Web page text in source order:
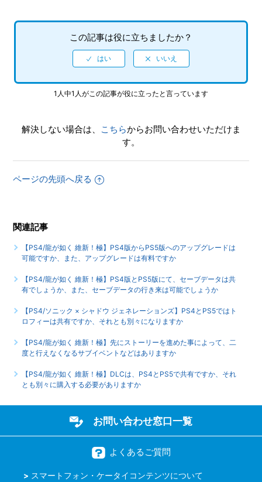
【PS4/龍が如く 維新！極】エンディング後（クリア後）は
何かモードが追加されますか、エンディング後（クリア後）
もプレイ可能でしょうか
【PS4/龍が如く 維新！極】サブイベントやサイドケースな
【PS4/龍が如く 維新！極】先にストーリーを進めた事によ
って、二度と行えなくなるサブイベントなどはありますか
【PS4/龍が如く 維新！極】PS4版とPS5版ではトロフィー
すか
【PS4/龍が如く 維新！極】途中で難易度の変更はできます
もっと見る
この記事は役に立ちましたか？
1人中1人がこの記事が役に立ったと言っています
解決しない場合は、 こちらからお問い合わせいただけま
す。
ページの先頭へ戻る
関連記事
【PS4/龍が如く 維新！極】PS4版からPS5版へのアップグレードは
可能ですか、また、アップグレードは有料ですか
【PS4/龍が如く 維新！極】PS4版とPS5版にて、セーブデータは共
有でしょうか、また、セーブデータの行き来は可能でしょうか
【PS4/ソニック × シャドウ ジェネレーションズ】PS4とPS5ではト
ロフィーは共有ですか、それとも別々になりますか
【PS4/龍が如く 維新！極】先にストーリーを進めた事によって、二
度と行えなくなるサブイベントなどはありますか
【PS4/龍が如く 維新！極】DLCは、PS4とPS5で共有ですか、それ
とも別々に購入する必要がありますか
お問い合わせ窓口一覧
よくあるご質問
スマートフォン・ケータイコンテンツについて